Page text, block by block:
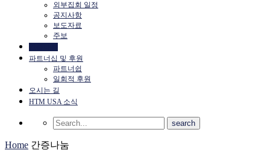
외부집회 일정
공지사항
보도자료
주보
파트너십 및 후원
파트너쉽
일회적 후원
오시는 길
HTM USA 소식
Home 간증나눔